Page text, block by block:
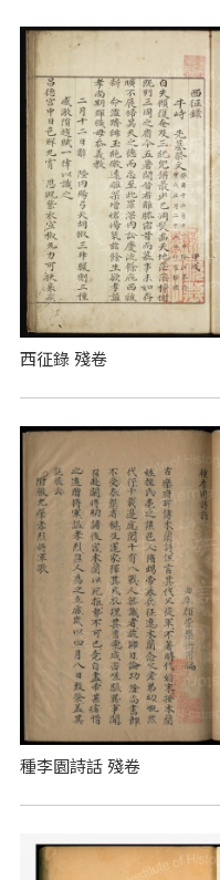
西征錄 殘卷
種李園詩話 殘卷